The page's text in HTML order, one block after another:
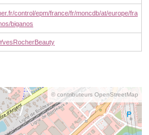
control/epm/france/fr/moncdb/at/europe/fra
biganos
© contributeurs OpenStreetMap